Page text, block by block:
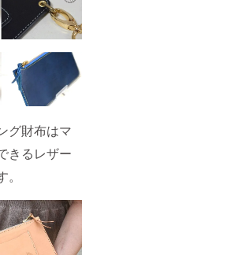
グ財布はマ
きるレザー